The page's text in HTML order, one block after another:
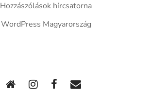
Hozzászólások hírcsatorna
WordPress Magyarország